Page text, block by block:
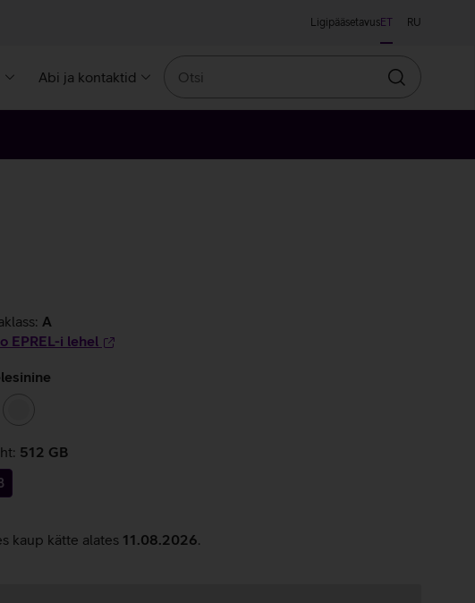
LigipääsetavusET RU
Abi ja kontaktid
Otsin
A
EPREL-i lehel
512 GB
kaup kätte alates 11.08.2026